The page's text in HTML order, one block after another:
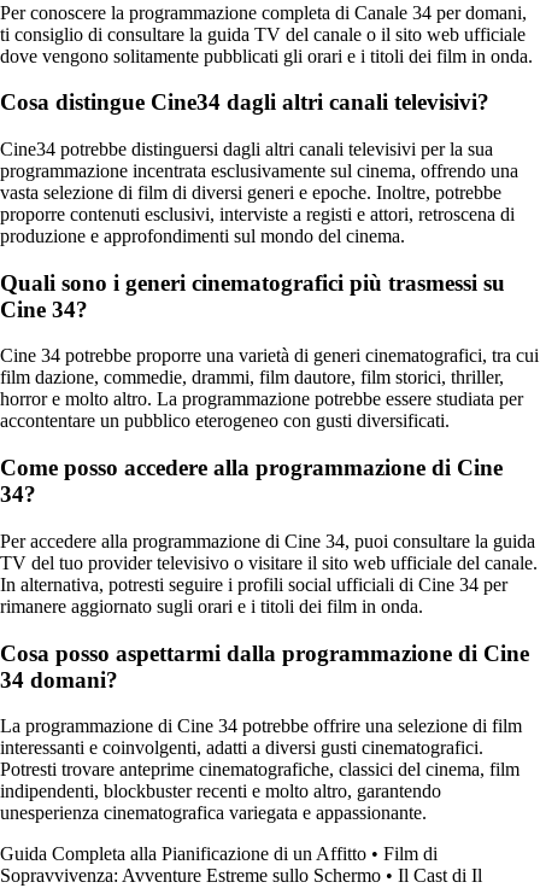
Per conoscere la programmazione completa di Canale 34 per domani,
ti consiglio di consultare la guida TV del canale o il sito web ufficiale
dove vengono solitamente pubblicati gli orari e i titoli dei film in onda.
Cosa distingue Cine34 dagli altri canali televisivi?
Cine34 potrebbe distinguersi dagli altri canali televisivi per la sua
programmazione incentrata esclusivamente sul cinema, offrendo una
vasta selezione di film di diversi generi e epoche. Inoltre, potrebbe
proporre contenuti esclusivi, interviste a registi e attori, retroscena di
produzione e approfondimenti sul mondo del cinema.
Quali sono i generi cinematografici più trasmessi su
Cine 34?
Cine 34 potrebbe proporre una varietà di generi cinematografici, tra cui
film dazione, commedie, drammi, film dautore, film storici, thriller,
horror e molto altro. La programmazione potrebbe essere studiata per
accontentare un pubblico eterogeneo con gusti diversificati.
Come posso accedere alla programmazione di Cine
34?
Per accedere alla programmazione di Cine 34, puoi consultare la guida
TV del tuo provider televisivo o visitare il sito web ufficiale del canale.
In alternativa, potresti seguire i profili social ufficiali di Cine 34 per
rimanere aggiornato sugli orari e i titoli dei film in onda.
Cosa posso aspettarmi dalla programmazione di Cine
34 domani?
La programmazione di Cine 34 potrebbe offrire una selezione di film
interessanti e coinvolgenti, adatti a diversi gusti cinematografici.
Potresti trovare anteprime cinematografiche, classici del cinema, film
indipendenti, blockbuster recenti e molto altro, garantendo
unesperienza cinematografica variegata e appassionante.
Guida Completa alla Pianificazione di un Affitto • Film di
Sopravvivenza: Avventure Estreme sullo Schermo • Il Cast di Il